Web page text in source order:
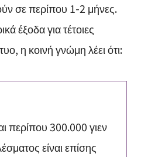
σε περίπου 1-2 μήνες.
έξοδα για τέτοιες
η κοινή γνώμη λέει ότι:
περίπου 300.000 γιεν
είναι επίσης